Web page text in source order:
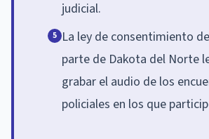
judicial.
5 La ley de consentimiento
parte de Dakota del Norte
grabar el audio de los
policiales en los que